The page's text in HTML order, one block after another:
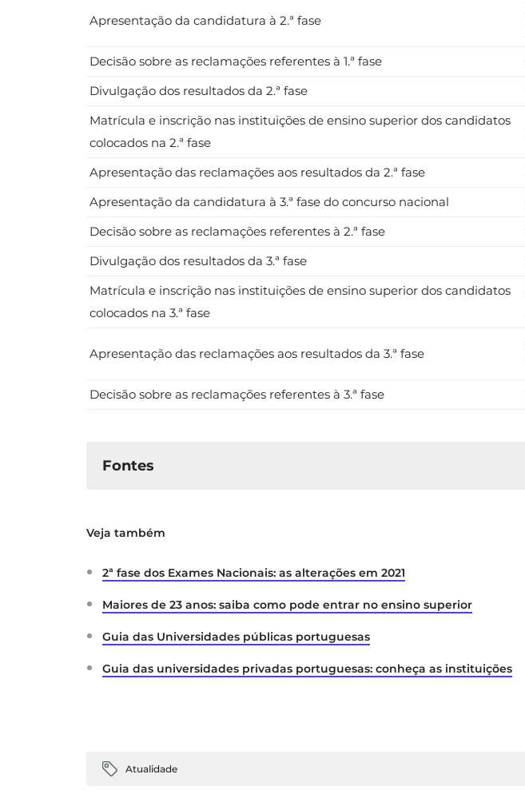
Apresentação da candidatura à 2.ª fase
Decisão sobre as reclamações referentes à 1.ª fase
Divulgação dos resultados da 2.ª fase
Matrícula e inscrição nas instituições de ensino superior dos candidatos
colocados na 2.ª fase
Apresentação das reclamações aos resultados da 2.ª fase
Apresentação da candidatura à 3.ª fase do concurso nacional
Decisão sobre as reclamações referentes à 2.ª fase
Divulgação dos resultados da 3.ª fase
Matrícula e inscrição nas instituições de ensino superior dos candidatos
colocados na 3.ª fase
Apresentação das reclamações aos resultados da 3.ª fase
Decisão sobre as reclamações referentes à 3.ª fase
Fontes
Veja também
2ª fase dos Exames Nacionais: as alterações em 2021
Maiores de 23 anos: saiba como pode entrar no ensino superior
Guia das Universidades públicas portuguesas
Guia das universidades privadas portuguesas: conheça as instituições
Atualidade